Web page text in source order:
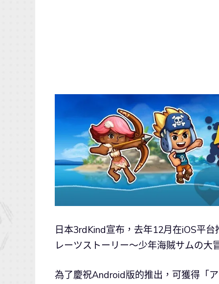
日本3rdKind宣布，去年12月在iOS平
レーツストーリー～少年海賊サムの
為了慶祝Android版的推出，可獲得「